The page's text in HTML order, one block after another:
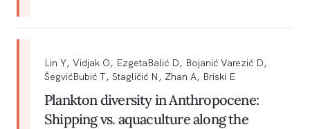
Lin Y, Vidjak O, EzgetaBalić D, Bojanić Varezić D,
ŠegvićBubić T, Stagličić N, Zhan A, Briski E
Plankton diversity in Anthropocene:
Shipping vs. aquaculture along the